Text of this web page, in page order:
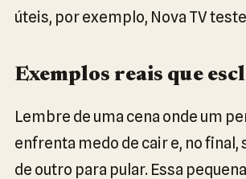
úteis, por exemplo, Nova TV
Exemplos reais que
Lembre de uma cena onde um
enfrenta medo de cair e, no final,
de outro para pular. Essa